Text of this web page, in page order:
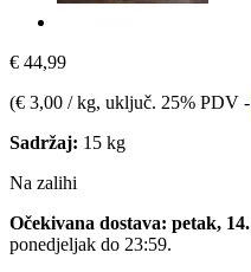
€ 44,99
(€ 3,00 / kg, uključ. 25% PDV -
Sadržaj: 15 kg
Na zalihi
Očekivana dostava: petak,
ponedjeljak do 23:59.